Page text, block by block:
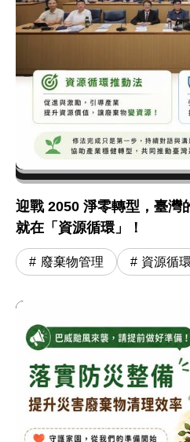
迎戰 2050 淨零轉型，臺灣
就在「資源循環」！
廢棄物管理 資源循環